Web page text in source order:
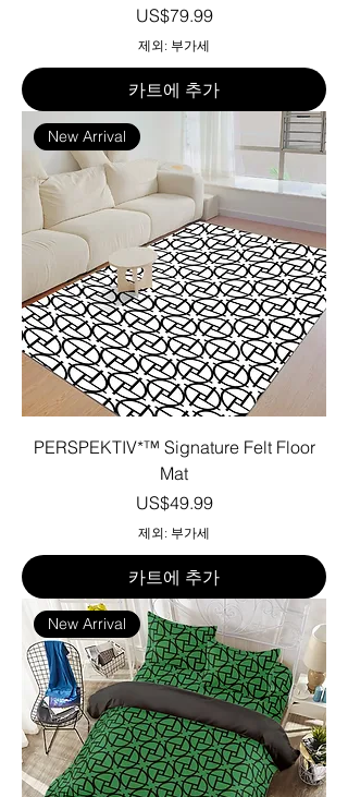
가격
US$79.99
제외: 부가세
카트에 추가
New Arrival
PERSPEKTIV*™️ Signature Felt Floor
Mat
가격
US$49.99
제외: 부가세
카트에 추가
New Arrival